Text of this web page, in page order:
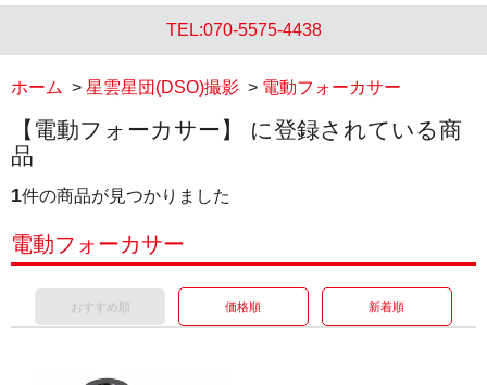
TEL:070-5575-4438
ホーム > 星雲星団(DSO)撮影 > 電動フォーカサー
【電動フォーカサー】 に登録されている商
品
1件の商品が見つかりました
電動フォーカサー
おすすめ順 価格順 新着順